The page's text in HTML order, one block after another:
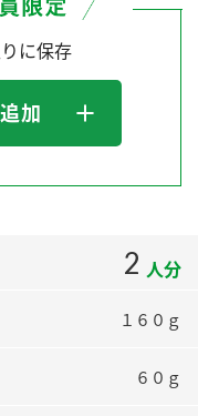
と
房」
に保存
加
2 人分
１６０ｇ
６０ｇ